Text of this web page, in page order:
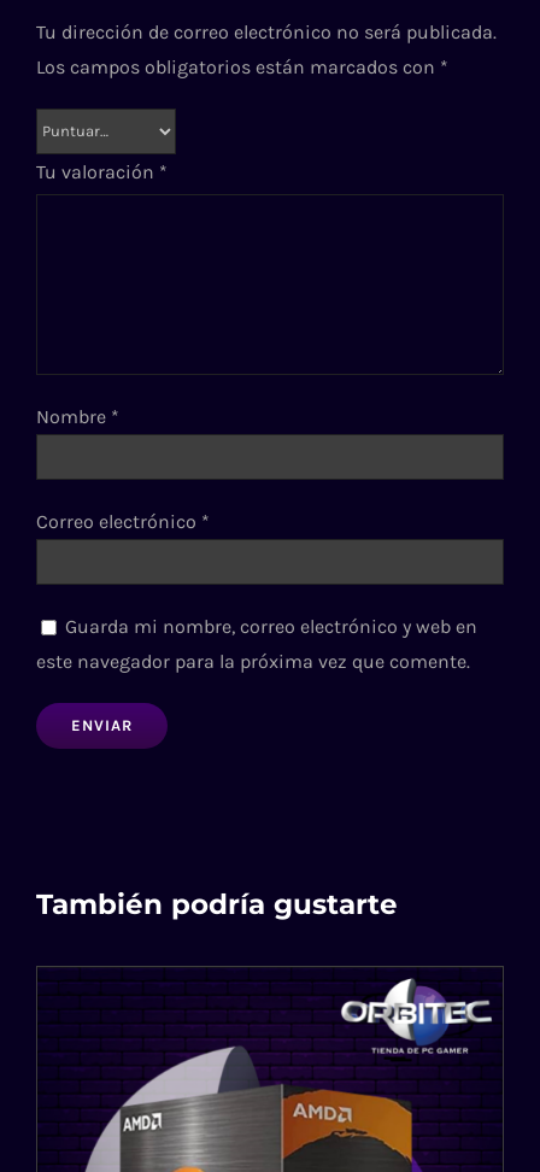
Tu dirección de correo electrónico no será publicada.
Los campos obligatorios están marcados con *
Tu valoración *
Nombre *
Correo electrónico *
Guarda mi nombre, correo electrónico y web en
este navegador para la próxima vez que comente.
También podría gustarte